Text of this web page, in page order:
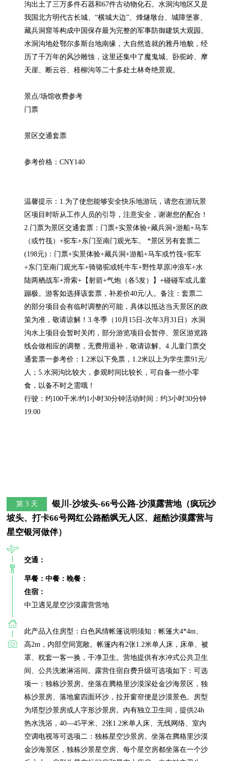
沟出土了三万多件石器和67件古动物化石。水洞沟地区又是
我国北方明代古长城、“横城大边”、烽燧墩台、城障堡寨、
藏兵洞窟等构成中国保存最为完整的军事防御建筑大观园。
水洞沟地处鄂尔多斯台地南缘，大自然造就的雅丹地貌，经
历了千万年的风沙雕蚀，这里还集中了魔鬼城、卧驼岭、摩
天崖、断云谷、柽柳沟等二十多处土林奇绝景观。
景点/场馆收费参考
门票
景区交通套票
参考价格：CNY140
温馨提示：1.为了使您能够安全快乐地游玩，请您在游玩景
区项目时听从工作人员的引导，注意安全，谢谢您的配合！
2.门票为景区交通套票：门票+实景体验+藏兵洞+游船+马车
（或竹筏）+驼车+东门至南门观光车。 *景区另有套票二
(198元)：门票+实景体验+藏兵洞+游船+马车或竹筏+驼车
+东门至南门观光车+骑骆驼或牦牛车+野性草原冲浪车+水
陆两栖战车+滑索+【射箭+气炮（各5发）】+碰碰车或儿童
蹦极。游客如选择该套票，补差价40元/人。备注：套票二
的部分项目会有临时调整的可能，具体以抵达当天景区的政
策为准，敬请谅解！3.冬季（10月15日-次年3月31日）水洞
沟水上项目会暂时关闭，部分游览项目会暂停、景区游览路
线会做相应的调整，无费用退补，敬请谅解。4.儿童门票交
通套票一参考价：1.2米以下免票，1.2米以上为学生票91元/
人；5.水洞沟比较大，参观时间比较长，可自备一些小零
食，以备不时之需哦！
行驶：约100千米/约1小时30分钟活动时间：约3小时30分钟
19:00
第 3 天
银川-沙坡头-66号公路-沙漠露营地（疯玩沙
坡头、打卡66号网红公路酷飒无人区、超酷沙漠露营与
星空银河做伴）
交通：
早餐：中餐：晚餐：
住宿：
中卫遇见星空沙漠露营营地
此产品入住房型：白色风情帐篷说明须知：帐篷大4*4m、
高2m，内部空间宽敞。帐篷内有2张1.2米单人床，床单、被
罩、枕套一客一换，干净卫生。营地提供有水冲式公共卫生
间、公共洗漱淋浴间。露营住宿自费升级可选项如下：可选
项一：独栋沙景房。坐落在腾格里沙漠深处金沙海景区，独
栋沙景房、落地窗四面环沙，拉开窗帘便是沙漠景色。房型
为塔型沙景房或人字形沙景房。内有独立卫生间，提供24h
热水洗浴，40—45平米、2张1.2米单人床、无线网络、室内
空调电视等可选项二：独栋星空沙景房。坐落在腾格里沙漠
金沙海景区，独栋沙景星空房、每个星空房都坐落在一个沙